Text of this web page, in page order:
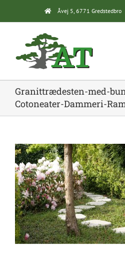
content
Åvej 5, 6771 Gredstedbro
Granittrædesten-med-
Cotoneater-Dammeri-